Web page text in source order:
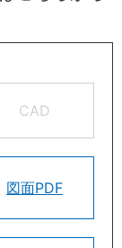
CAD
図面PDF